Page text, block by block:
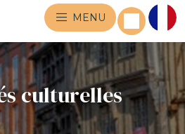
MENU
culturelles